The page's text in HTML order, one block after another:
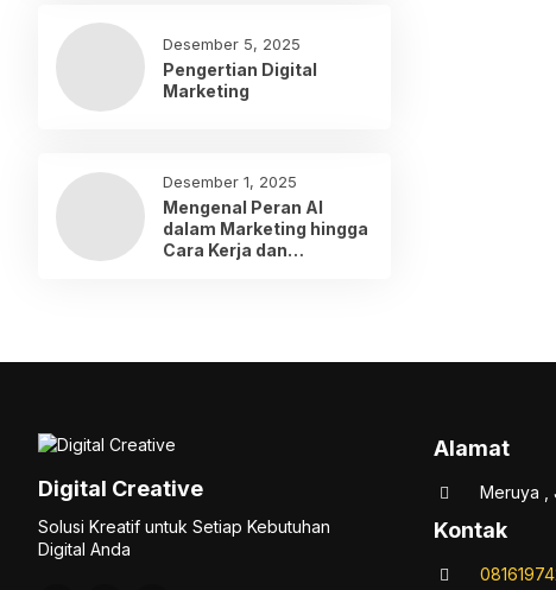
Desember 5, 2025
Pengertian Digital
Marketing
Desember 1, 2025
Mengenal Peran AI
dalam Marketing hingga
Cara Kerja dan
Digital Creative
Solusi Kreatif untuk Setiap Kebutuhan
Digital Anda
Alamat
Meruya ,
Kontak